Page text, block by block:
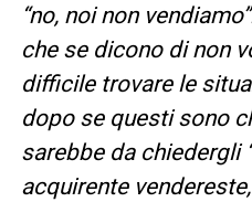
“no, noi non
che se dicono di non
difficile trovare le
dopo se questi sono
sarebbe da chiedergli
acquirente